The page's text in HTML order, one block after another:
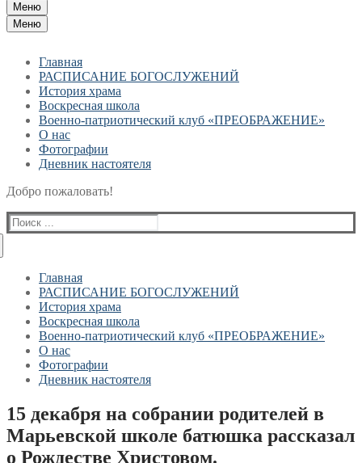
Меню
Меню
Главная
РАСПИСАНИЕ БОГОСЛУЖЕНИЙ
История храма
Воскресная школа
Военно-патриотический клуб «ПРЕОБРАЖЕНИЕ»
О нас
Фотографии
Дневник настоятеля
Добро пожаловать!
Найти:
Главная
РАСПИСАНИЕ БОГОСЛУЖЕНИЙ
История храма
Воскресная школа
Военно-патриотический клуб «ПРЕОБРАЖЕНИЕ»
О нас
Фотографии
Дневник настоятеля
15 декабря на собрании родителей в
Марьевской школе батюшка рассказал
о Рождестве Христовом.